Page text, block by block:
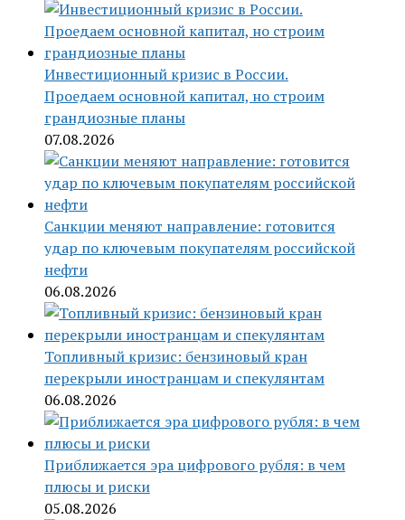
Инвестиционный кризис в России.
Проедаем основной капитал, но строим
грандиозные планы
07.08.2026
Санкции меняют направление: готовится
удар по ключевым покупателям российской
нефти
06.08.2026
Топливный кризис: бензиновый кран
перекрыли иностранцам и спекулянтам
06.08.2026
Приближается эра цифрового рубля: в чем
плюсы и риски
05.08.2026